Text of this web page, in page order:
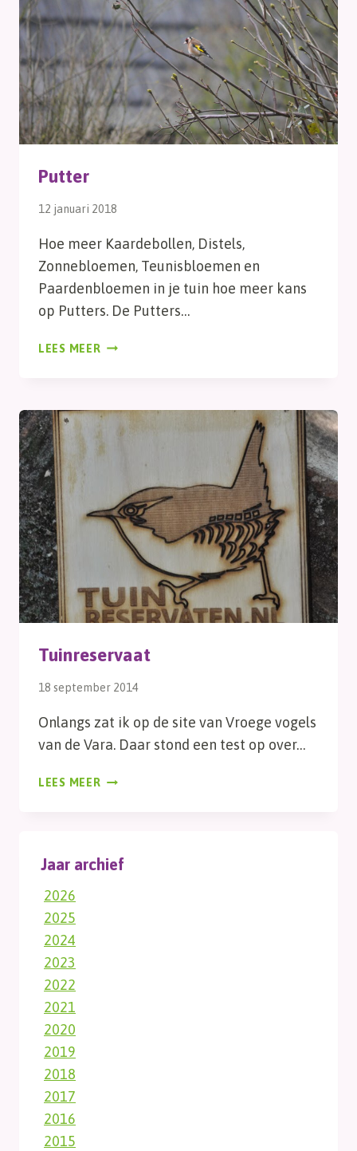
Putter
12 januari 2018
Hoe meer Kaardebollen, Distels,
Zonnebloemen, Teunisbloemen en
Paardenbloemen in je tuin hoe meer kans
op Putters. De Putters…
LEES MEER PUTTER
Tuinreservaat
18 september 2014
Onlangs zat ik op de site van Vroege vogels
van de Vara. Daar stond een test op over…
LEES MEER TUINRESERVAAT
Jaar archief
2026
2025
2024
2023
2022
2021
2020
2019
2018
2017
2016
2015